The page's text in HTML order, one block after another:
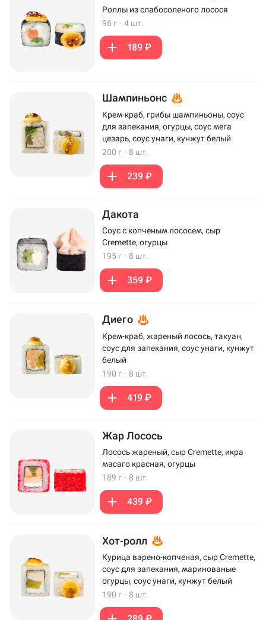
Роллы из слабосоленого лосося
96 г · 4 шт.
189 ₽
Шампиньонс
Крем-краб, грибы шампиньоны, соус
для запекания, огурцы, соус мега
цезарь, соус унаги, кунжут белый
200 г · 8 шт.
239 ₽
Дакота
Соус с копченым лососем, сыр
Cremette, огурцы
195 г · 8 шт.
359 ₽
Диего
Крем-краб, жареный лосось, такуан,
соус для запекания, соус унаги, кунжут
белый
190 г · 8 шт.
419 ₽
Жар Лосось
Лосось жареный, сыр Cremette, икра
масаго красная, огурцы
189 г · 8 шт.
439 ₽
Хот-ролл
Курица варено-копченая, сыр Cremette,
соус для запекания, маринованые
огурцы, соус унаги, кунжут белый
190 г · 8 шт.